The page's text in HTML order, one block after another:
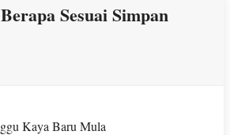
Sesuai Simpan
Kaya Baru Mula